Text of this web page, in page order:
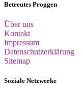
Betreutes Proggen
Über uns
Kontakt
Impressum
Datenschutzerklärung
Sitemap
Soziale Netzwerke